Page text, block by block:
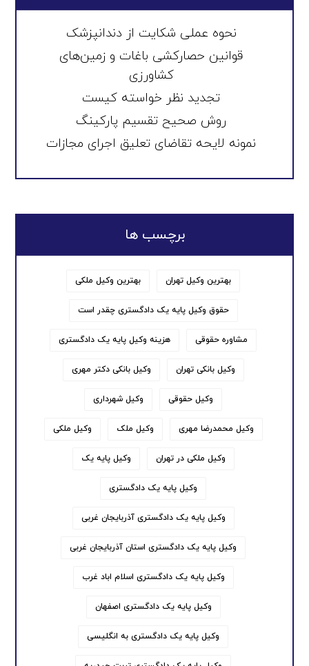
نحوه عملی شکایت از دندانپزشک
قوانین حصارکشی باغات و زمین‌های
کشاورزی
تجدید نظر خواسته کیست
روش صحیح تقسیم پارکینگ
نمونه لایحه تقاضای تعلیق اجرای مجازات
برچسب ها
بهترین وکیل تهران بهترین وکیل ملکی
حقوق وکیل پایه یک دادگستری چقدر است
مشاوره حقوقی هزینه وکیل پایه یک دادگستری
وکیل بانکی تهران وکیل بانکی دکتر مهری
وکیل حقوقی وکیل شهرداری
وکیل محمدرضا مهری وکیل ملک وکیل ملکی
وکیل ملکی در تهران وکیل پایه یک
وکیل پایه یک دادگستری
وکیل پایه یک دادگستری آذربایجان غربی
وکیل پایه یک دادگستری استان آذربایجان غربی
وکیل پایه یک دادگستری اسلام اباد غرب
وکیل پایه یک دادگستری اصفهان
وکیل پایه یک دادگستری به انگلیسی